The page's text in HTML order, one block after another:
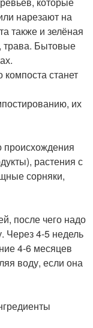
нарезают на
также и зелёная
трава. Бытовые
станет
их
происхождения
растения с
сорняки,
после чего надо
Через 4-5 недель
4-6 месяцев
воду, если она